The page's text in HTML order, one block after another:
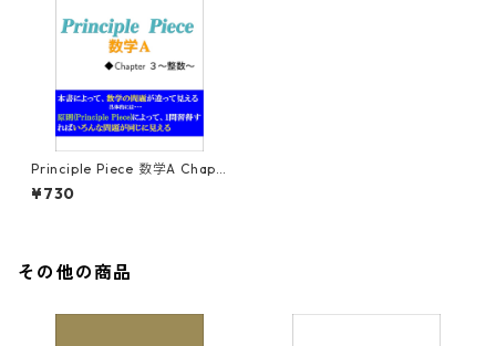
Principle Piece 数学A Chapt
er3～整数～
¥730
その他の商品